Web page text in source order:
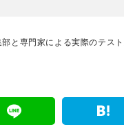
と専門家による実際のテス